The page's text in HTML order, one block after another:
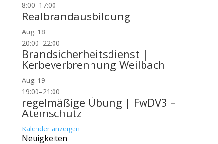
8:00–17:00
Realbrandausbildung
Aug. 18
20:00–22:00
Brandsicherheitsdienst |
Kerbeverbrennung Weilbach
Aug. 19
19:00–21:00
regelmäßige Übung | FwDV3 –
Atemschutz
Kalender anzeigen
Neuigkeiten